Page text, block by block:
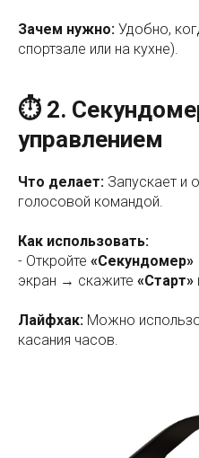
Зачем нужно: Удобно,
спортзале или на кухне).
⏱ 2.
управлением
Что делает: Запускает и
голосовой командой.
Как использовать:
- Откройте «Секундомер»
экран → скажите «Старт»
Лайфхак: Можно
касания часов.